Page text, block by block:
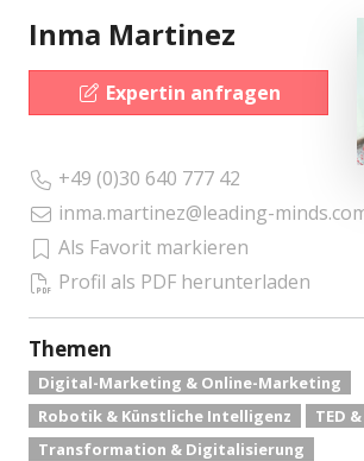
Inma Martinez
Expertin anfragen
+49 (0)30 640 777 42
inma.martinez@leading-
Als Favorit markieren
Profil als PDF herunterladen
Themen
Digital-Marketing & Online-Marketing
Robotik & Künstliche Intelligenz
TED
Transformation & Digitalisierung